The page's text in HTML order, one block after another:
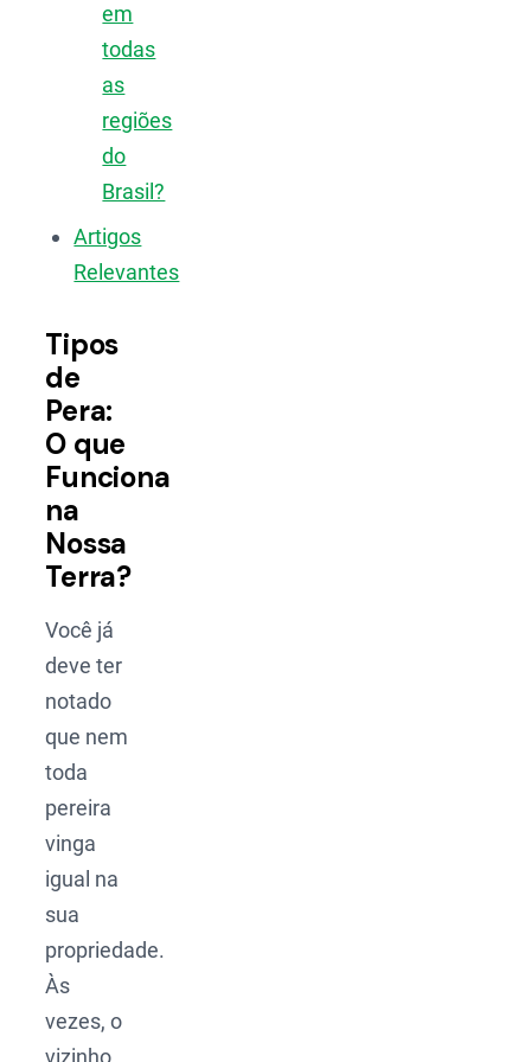
em
todas
as
regiões
do
Brasil?
Artigos
Relevantes
Tipos
de
Pera:
O que
Funciona
na
Nossa
Terra?
Você já
deve ter
notado
que nem
toda
pereira
vinga
igual na
sua
propriedade.
Às
vezes, o
vizinho